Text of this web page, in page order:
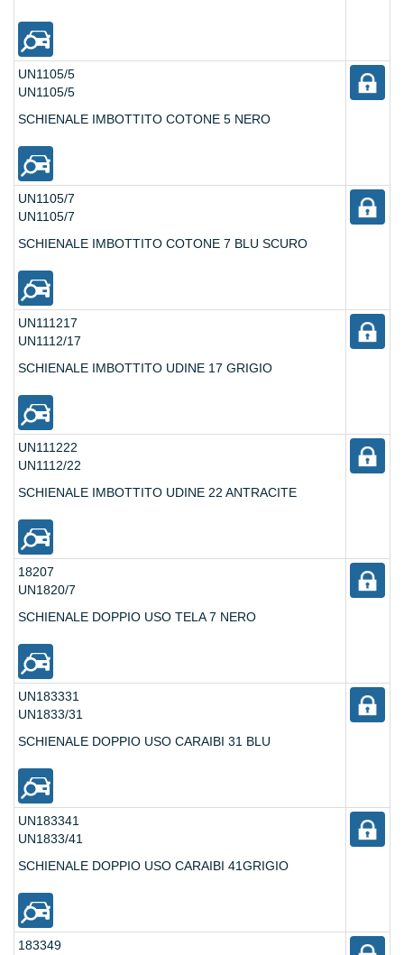
UN1105/5
UN1105/5
SCHIENALE IMBOTTITO COTONE 5 NERO
UN1105/7
UN1105/7
SCHIENALE IMBOTTITO COTONE 7 BLU SCURO
UN111217
UN1112/17
SCHIENALE IMBOTTITO UDINE 17 GRIGIO
UN111222
UN1112/22
SCHIENALE IMBOTTITO UDINE 22 ANTRACITE
18207
UN1820/7
SCHIENALE DOPPIO USO TELA 7 NERO
UN183331
UN1833/31
SCHIENALE DOPPIO USO CARAIBI 31 BLU
UN183341
UN1833/41
SCHIENALE DOPPIO USO CARAIBI 41GRIGIO
183349